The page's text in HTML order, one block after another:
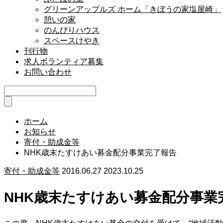
グリーンアップルズ ホーム「きぼうの家塩屋崎」
憩いの家
のんびりハウス
スペースけやき
刊行物
求人ボランティア募集
お問い合わせ
ホーム
お知らせ
寄付・助成金等
NHK歳末たすけあい募金配分事業完了報告
寄付・助成金等 2016.06.27 2023.10.25
NHK歳末たすけあい募金配分事業